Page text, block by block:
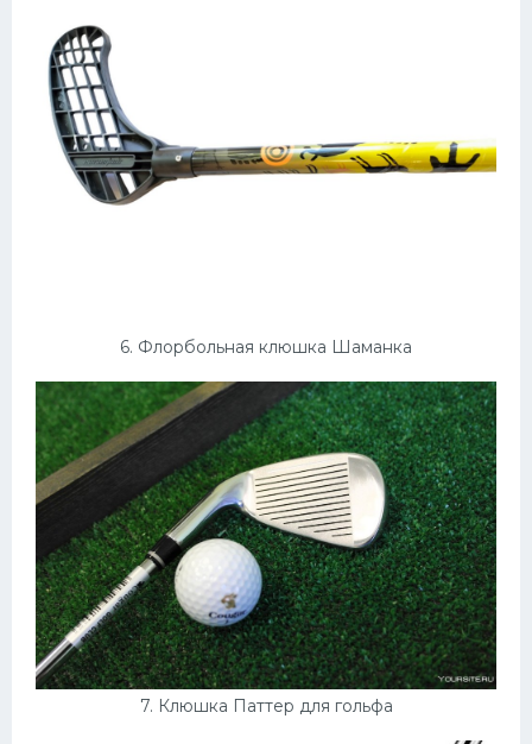
6. Флорбольная клюшка Шаманка
7. Клюшка Паттер для гольфа